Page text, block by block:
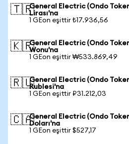
🇹🇷General Electric (Ondo
Lirası'na
1 GEon eşittir ₺17.936,56
🇰🇷General Electric (Ondo
Wonu'na
1 GEon eşittir ₩533.869,49
🇷🇺General Electric (Ondo
Rublesi'na
1 GEon eşittir ₽31.212,03
🇨🇦General Electric (Ondo
Doları'na
1 GEon eşittir $527,17